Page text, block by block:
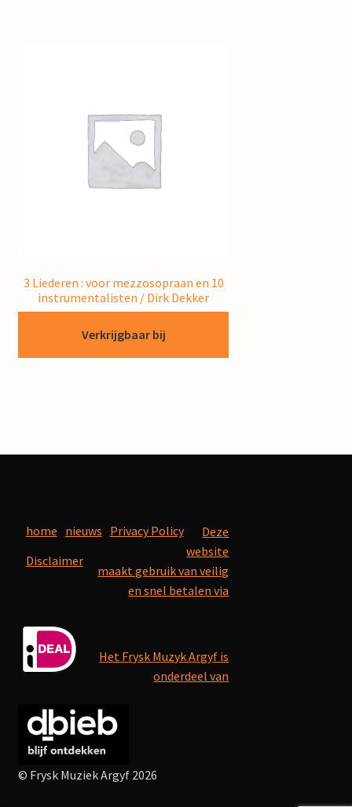
3 Liederen : voor mezzosopraan en 10
instrumentalisten / Dirk Dekker
Verkrijgbaar bij
home nieuws Privacy Policy
Disclaimer
Deze
website
maakt gebruik van veilig
en snel betalen via
Het Frysk Muzyk Argyf is
onderdeel van
© Frysk Muziek Argyf 2026